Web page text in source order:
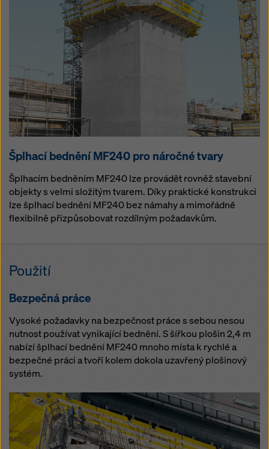
Šplhací bednění MF240 pro náročné tvary
Šplhacím bedněním MF240 lze provádět rovněž stavební
objekty s velmi složitým tvarem. Díky praktické konstrukci
lze šplhací bednění MF240 bez námahy a mimořádně
flexibilně přizpůsobovat rozdílným požadavkům.
Použití
Bezpečná práce
Vysoké požadavky na bezpečnost práce s sebou nesou
nutnost používat vynikající bednění. S šířkou plošin 2,4 m
nabízí šplhací bednění MF240 mnoho místa k rychlé a
bezpečné práci a tvoří kolem dokola uzavřený plošinový
systém.